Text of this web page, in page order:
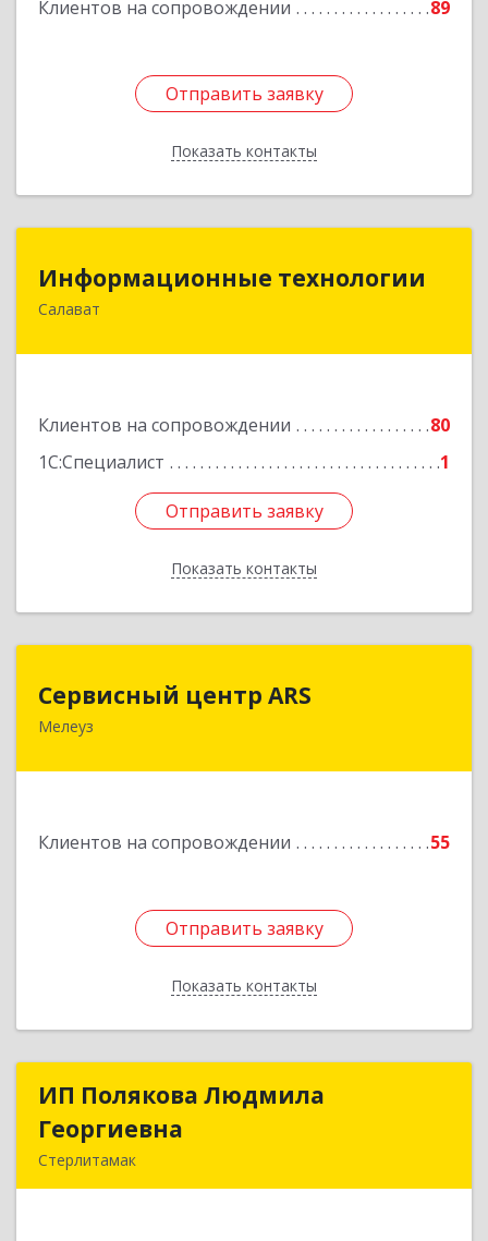
Клиентов на сопровождении 89
Отправить заявку
Показать контакты
Отправить заявку
Назад
Информационные технологии
Салават
Клиентов на сопровождении
80
1С:Специалист
1
Отправить заявку
Показать контакты
Информационные технологии
Отправить заявку
Назад
Сервисный центр ARS
Мелеуз
Клиентов на сопровождении 55
Отправить заявку
Показать контакты
Отправить заявку
Назад
ИП Полякова Людмила
Георгиевна
Стерлитамак
ИП Полякова Людмила